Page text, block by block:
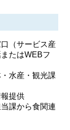
（サービス産
たはWEBフ
水産・観光課
提供
課から食関連